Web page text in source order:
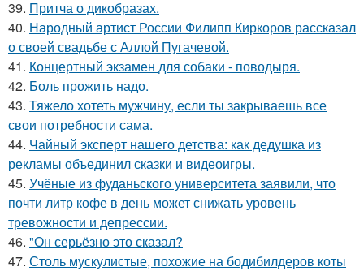
39. Притча о дикобразах.
40. Народный артист России Филипп Киркоров рассказал
о своей свадьбе с Аллой Пугачевой.
41. Концертный экзамен для собаки - поводыря.
42. Боль прожить надо.
43. Тяжело хотеть мужчину, если ты закрываешь все
свои потребности сама.
44. Чайный эксперт нашего детства: как дедушка из
рекламы объединил сказки и видеоигры.
45. Учёные из фуданьского университета заявили, что
почти литр кофе в день может снижать уровень
тревожности и депрессии.
46. "Он серьёзно это сказал?
47. Столь мускулистые, похожие на бодибилдеров коты